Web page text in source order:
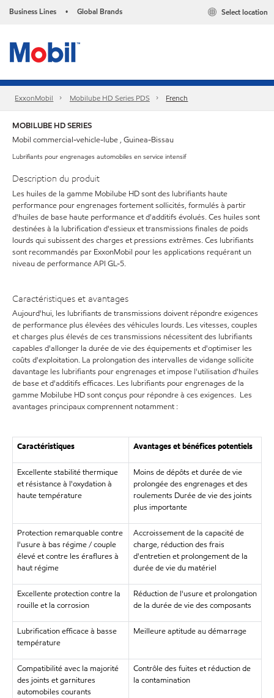
Business Lines • Global Brands Select location
ExxonMobil Mobilube HD Series PDS French
MOBILUBE HD SERIES
Mobil commercial-vehicle-lube , Guinea-Bissau
Lubrifiants pour engrenages automobiles en service intensif
Description du produit
Les huiles de la gamme Mobilube HD sont des lubrifiants haute
performance pour engrenages fortement sollicités, formulés à partir
d'huiles de base haute performance et d'additifs évolués. Ces huiles sont
destinées à la lubrification d'essieux et transmissions finales de poids
lourds qui subissent des charges et pressions extrêmes. Ces lubrifiants
sont recommandés par ExxonMobil pour les applications requérant un
niveau de performance API GL-5.
Caractéristiques et avantages
Aujourd'hui, les lubrifiants de transmissions doivent répondre exigences
de performance plus élevées des véhicules lourds. Les vitesses, couples
et charges plus élevés de ces transmissions nécessitent des lubrifiants
capables d'allonger la durée de vie des équipements et d'optimiser les
coûts d'exploitation. La prolongation des intervalles de vidange sollicite
davantage les lubrifiants pour engrenages et impose l'utilisation d'huiles
de base et d'additifs efficaces. Les lubrifiants pour engrenages de la
gamme Mobilube HD sont conçus pour répondre à ces exigences. Les
avantages principaux comprennent notamment :
Caractéristiques Avantages et bénéfices potentiels
Excellente stabilité thermique
et résistance à l'oxydation à
haute température
Moins de dépôts et durée de vie
prolongée des engrenages et des
roulements Durée de vie des joints
plus importante
Protection remarquable contre
l'usure à bas régime / couple
élevé et contre les éraflures à
haut régime
Accroissement de la capacité de
charge, réduction des frais
d'entretien et prolongement de la
durée de vie du matériel
Excellente protection contre la
rouille et la corrosion
Réduction de l'usure et prolongation
de la durée de vie des composants
Lubrification efficace à basse
température
Meilleure aptitude au démarrage
Compatibilité avec la majorité
des joints et garnitures
automobiles courants
Contrôle des fuites et réduction de
la contamination